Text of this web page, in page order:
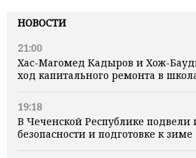
НОВОСТИ
21:00
Хас-Магомед Кадыров и Хож-
ход капитального ремонта в
19:18
В Чеченской Республике подвели
безопасности и подготовке к зиме